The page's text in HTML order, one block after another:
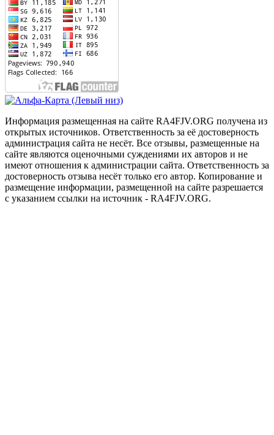
Информация размещенная на сайте RA4FJV.ORG получена из
открытых источников. Ответственность за её достоверность
администрация сайта не несёт. Все отзывы, размещенные на
сайте являются оценочными суждениями их авторов и не
имеют отношения к администрации сайта. Ответственность за
достоверность отзыва несёт только его автор. Копирование и
размещение информации, размещенной на сайте разрешается
с указанием ссылки на источник - RA4FJV.ORG.